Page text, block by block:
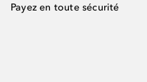
Payez en toute sécurité